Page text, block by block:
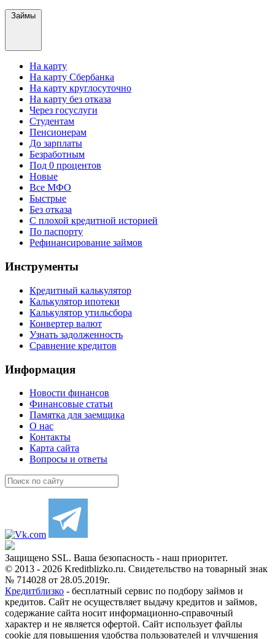
Займы
На карту
На карту Сбербанка
На карту круглосуточно
На карту без отказа
Через госуслуги
Студентам
Пенсионерам
До зарплаты
Безработным
Под 0 процентов
Новые
Все МФО
Быстрые
Без отказа
С плохой кредитной историей
По паспорту
Рефинансирование займов
Инструменты
Кредитный калькулятор
Калькулятор ипотеки
Калькулятор утильсбора
Конвертер валют
Узнать задолженность
Сравнение кредитов
Информация
Новости финансов
Финансовые статьи
Памятка для заемщика
О нас
Контакты
Карта сайта
Вопросы и ответы
Защищено SSL. Ваша безопасность - наш приоритет.
© 2013 - 2026 Kreditblizko.ru. Свидетельство на товарный знак
№ 714028 от 28.05.2019г.
Кредитблизко - бесплатный сервис по подбору займов и
кредитов. Сайт не осуществляет выдачу кредитов и займов,
содержание сайта носит информационно-справочный
характер и не является офертой. Сайт использует файлы
cookie для повышения удобства пользователей и улучшения